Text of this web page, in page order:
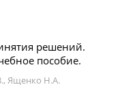
решений.
пособие.
Ященко Н.А.